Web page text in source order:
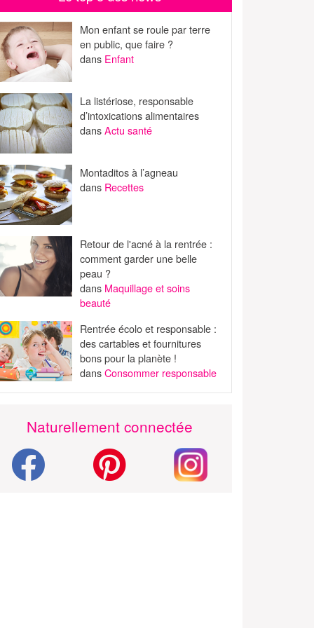
Mon enfant se roule par terre
en public, que faire ?
dans Enfant
La listériose, responsable
d’intoxications alimentaires
dansActu santé
Montaditos à l’agneau
dans Recettes
Retour de l'acné à la rentrée :
comment garder une belle
peau ?
dans Maquillage et soins
beauté
Rentrée écolo et responsable :
des cartables et fournitures
bons pour la planète !
dansConsommer responsable
Naturellement connectée